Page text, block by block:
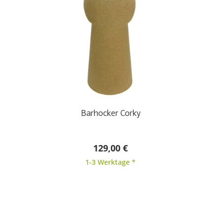
Barhocker Corky
129,00 €
1-3 Werktage *